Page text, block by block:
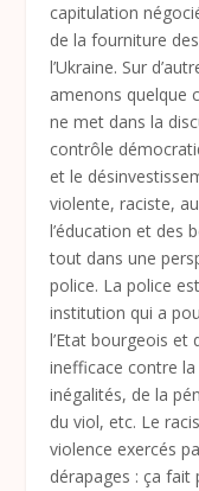
capitulation
de la fourniture
l’Ukraine. Sur
amenons quelque
ne met dans la
contrôle
et le
violente, raciste,
l’éducation et des
tout dans une
police. La police
institution qui a
l’Etat bourgeois et
inefficace contre
inégalités, de la
du viol, etc. Le
violence exercés
dérapages : ça fait